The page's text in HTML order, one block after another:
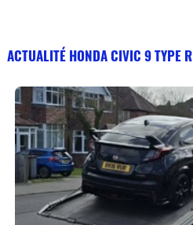
ACTUALITÉ HONDA CIVIC 9 TYPE R